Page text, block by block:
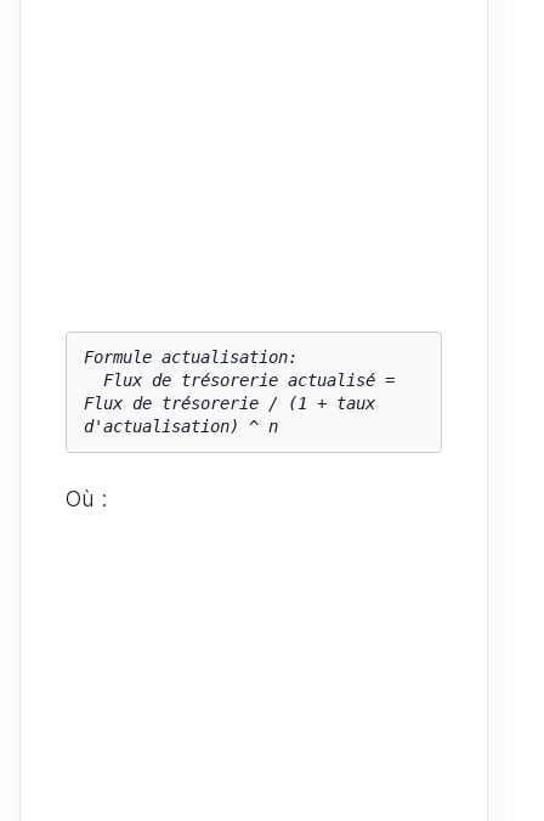
Formule actualisation:
Flux de trésorerie / (1 + taux
d'actualisation) ^ n
Où :